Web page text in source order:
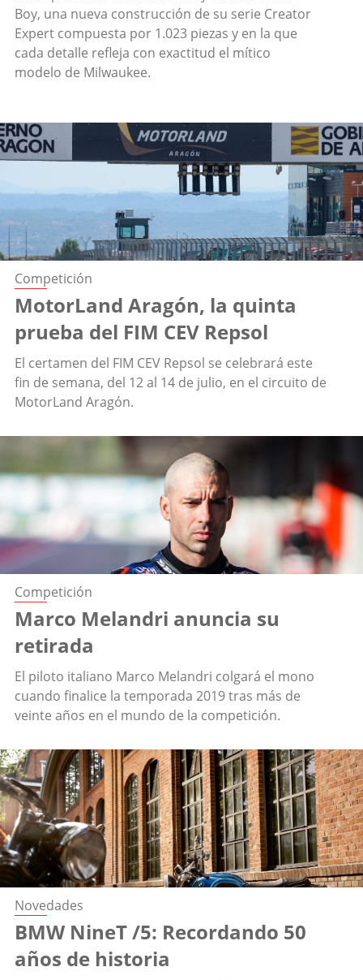
Boy, una nueva construcción de su serie Creator
Expert compuesta por 1.023 piezas y en la que
cada detalle refleja con exactitud el mítico
modelo de Milwaukee.
Competición
MotorLand Aragón, la quinta
prueba del FIM CEV Repsol
El certamen del FIM CEV Repsol se celebrará este
fin de semana, del 12 al 14 de julio, en el circuito de
MotorLand Aragón.
Competición
Marco Melandri anuncia su
retirada
El piloto italiano Marco Melandri colgará el mono
cuando finalice la temporada 2019 tras más de
veinte años en el mundo de la competición.
Novedades
BMW NineT /5: Recordando 50
años de historia